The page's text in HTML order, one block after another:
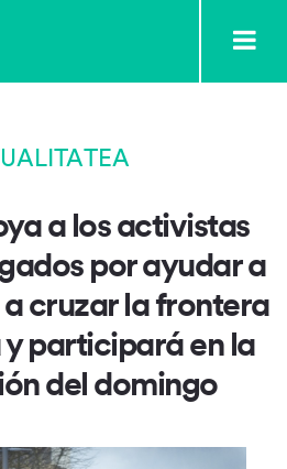
a los activistas
por ayudar a
cruzar la frontera
participará en la
del domingo